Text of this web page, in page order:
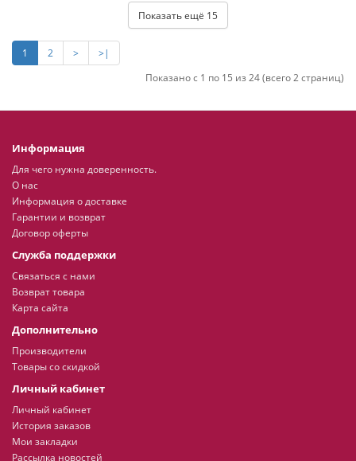
Показать ещё 15
1 2 >
>|
Показано с 1 по 15 из 24 (всего 2 страниц)
Информация
Для чего нужна доверенность.
О нас
Информация о доставке
Гарантии и возврат
Договор оферты
Служба поддержки
Связаться с нами
Возврат товара
Карта сайта
Дополнительно
Производители
Товары со скидкой
Личный кабинет
Личный кабинет
История заказов
Мои закладки
Рассылка новостей